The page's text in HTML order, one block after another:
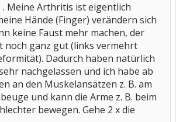
. Meine Arthritis ist eigentlich
Hände (Finger) verändern sich
keine Faust mehr machen, der
noch ganz gut (links vermehrt
Dadurch haben natürlich
nachgelassen und ich habe ab
an den Muskelansätzen z. B. am
und kann die Arme z. B. beim
bewegen. Gehe 2 x die